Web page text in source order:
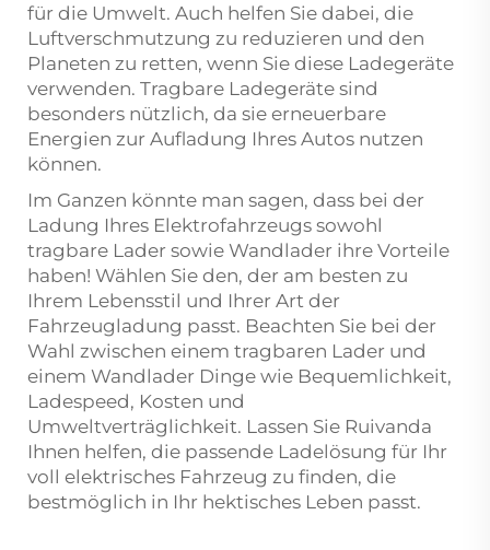
für die Umwelt. Auch helfen Sie dabei, die
Luftverschmutzung zu reduzieren und den
Planeten zu retten, wenn Sie diese Ladegeräte
verwenden. Tragbare Ladegeräte sind
besonders nützlich, da sie erneuerbare
Energien zur Aufladung Ihres Autos nutzen
können.
Im Ganzen könnte man sagen, dass bei der
Ladung Ihres Elektrofahrzeugs sowohl
tragbare Lader sowie Wandlader ihre Vorteile
haben! Wählen Sie den, der am besten zu
Ihrem Lebensstil und Ihrer Art der
Fahrzeugladung passt. Beachten Sie bei der
Wahl zwischen einem tragbaren Lader und
einem Wandlader Dinge wie Bequemlichkeit,
Ladespeed, Kosten und
Umweltverträglichkeit. Lassen Sie Ruivanda
Ihnen helfen, die passende Ladelösung für Ihr
voll elektrisches Fahrzeug zu finden, die
bestmöglich in Ihr hektisches Leben passt.